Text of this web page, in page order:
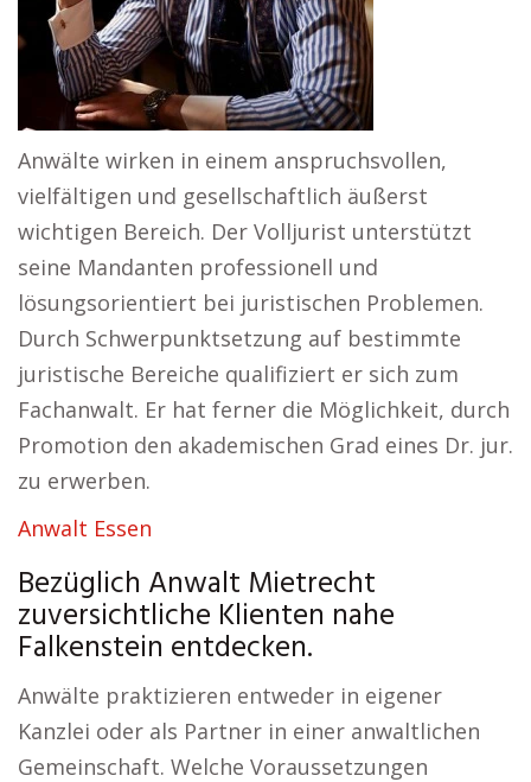
Anwälte wirken in einem anspruchsvollen,
vielfältigen und gesellschaftlich äußerst
wichtigen Bereich. Der Volljurist unterstützt
seine Mandanten professionell und
lösungsorientiert bei juristischen Problemen.
Durch Schwerpunktsetzung auf bestimmte
juristische Bereiche qualifiziert er sich zum
Fachanwalt. Er hat ferner die Möglichkeit, durch
Promotion den akademischen Grad eines Dr. jur.
zu erwerben.
Anwalt Essen
Bezüglich Anwalt Mietrecht
zuversichtliche Klienten nahe
Falkenstein entdecken.
Anwälte praktizieren entweder in eigener
Kanzlei oder als Partner in einer anwaltlichen
Gemeinschaft. Welche Voraussetzungen